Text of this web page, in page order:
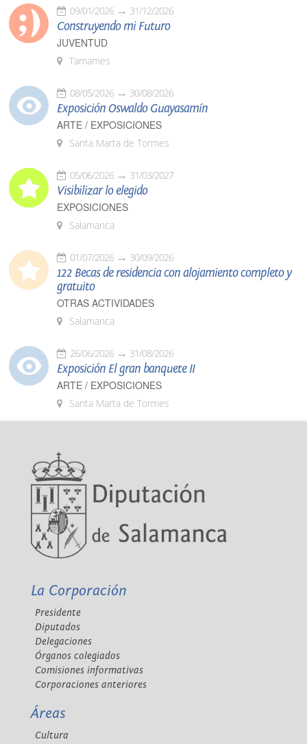
09/01/2026 31/12/2026
Construyendo mi Futuro
JUVENTUD
Tamames
08/05/2026 30/08/2026
Exposición Oswaldo Guayasamín
ARTE / EXPOSICIONES
Santa Marta de Tormes
05/06/2026 31/03/2027
Visibilizar lo elegido
EXPOSICIONES
Salamanca
01/07/2026 30/09/2026
122 Becas de residencia con alojamiento completo y
gratuito
OTRAS ACTIVIDADES
Salamanca
26/06/2026 31/08/2026
Exposición El gran banquete II
ARTE / EXPOSICIONES
Santa Marta de Tormes
La Corporación
Presidente
Diputados
Delegaciones
Órganos colegiados
Comisiones informativas
Corporaciones anteriores
Áreas
Cultura